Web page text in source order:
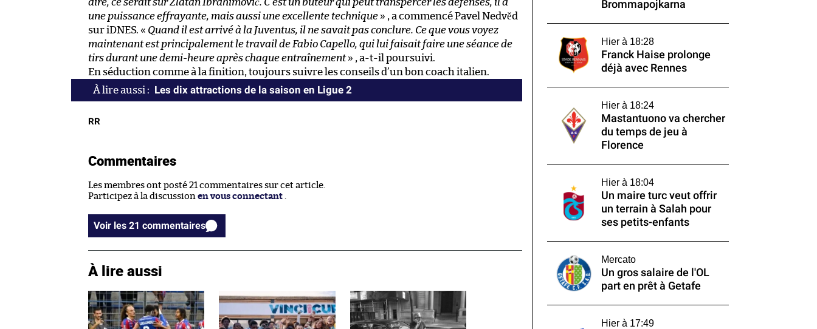
une puissance effrayante, mais aussi une excellente technique » , a commencé Pavel Nedvěd
sur iDNES. « Quand il est arrivé à la Juventus, il ne savait pas conclure. Ce que vous voyez
maintenant est principalement le travail de Fabio Capello, qui lui faisait faire une séance de
tirs durant une demi-heure après chaque entraînement» , a-t-il poursuivi.
En séduction comme à la finition, toujours suivre les conseils d’un bon coach italien.
Les dix attractions de la saison en Ligue 2
RR
Commentaires
Les membres ont posté 21 commentaires sur cet article.
Participez à la discussion en vous connectant
Voir les 21 commentaires
À lire aussi
Brommapojkarna
Hier à 18:28
Franck Haise prolonge
déjà avec Rennes
Hier à 18:24
Mastantuono va chercher
du temps de jeu à
Florence
Hier à 18:04
Un maire turc veut offrir
un terrain à Salah pour
ses petits-enfants
Mercato
Un gros salaire de l'OL
part en prêt à Getafe
Hier à 17:49